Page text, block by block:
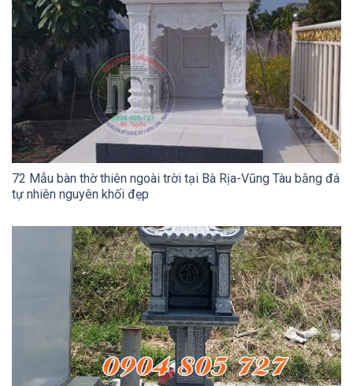
72 Mẫu bàn thờ thiên ngoài trời tại Bà Rịa-Vũng Tàu bằng đá
tự nhiên nguyên khối đẹp